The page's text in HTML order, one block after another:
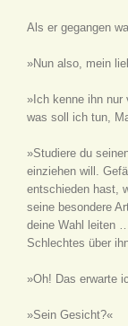
Als er gegangen
»Nun also, mein
»Ich kenne ihn nur
was soll ich tun,
»Studiere du
einziehen will.
entschieden hast,
seine besondere
deine Wahl leiten
Schlechtes über
»Oh! Das erwarte
»Sein Gesicht?«